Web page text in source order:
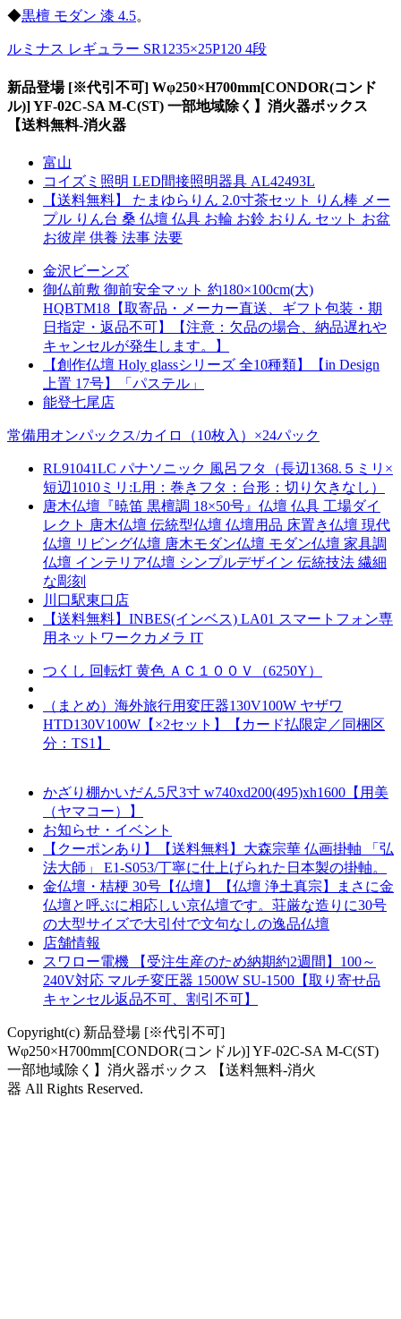
◆黒檀 モダン 漆 4.5。
ルミナス レギュラー SR1235×25P120 4段
新品登場 [※代引不可] Wφ250×H700mm[CONDOR(コンド
ル)] YF-02C-SA M-C(ST) 一部地域除く】消火器ボックス
【送料無料-消火器
富山
コイズミ照明 LED間接照明器具 AL42493L
【送料無料】 たまゆらりん 2.0寸茶セット りん棒 メー
プル りん台 桑 仏壇 仏具 お輪 お鈴 おりん セット お盆
お彼岸 供養 法事 法要
金沢ビーンズ
御仏前敷 御前安全マット 約180×100cm(大)
HQBTM18【取寄品・メーカー直送、ギフト包装・期
日指定・返品不可】【注意：欠品の場合、納品遅れや
キャンセルが発生します。】
【創作仏壇 Holy glassシリーズ 全10種類】【in Design
上置 17号】「パステル」
能登七尾店
常備用オンパックス/カイロ（10枚入）×24パック
RL91041LC パナソニック 風呂フタ（長辺1368.５ミリ×
短辺1010ミリ:L用：巻きフタ：台形：切り欠きなし）
唐木仏壇『暁笛 黒檀調 18×50号』仏壇 仏具 工場ダイ
レクト 唐木仏壇 伝統型仏壇 仏壇用品 床置き仏壇 現代
仏壇 リビング仏壇 唐木モダン仏壇 モダン仏壇 家具調
仏壇 インテリア仏壇 シンプルデザイン 伝統技法 繊細
な彫刻
川口駅東口店
【送料無料】INBES(インベス) LA01 スマートフォン専
用ネットワークカメラ IT
つくし 回転灯 黄色 ＡＣ１００Ｖ（6250Y）
（まとめ）海外旅行用変圧器130V100W ヤザワ
HTD130V100W【×2セット】【カード払限定／同梱区
分：TS1】
かざり棚かいだん5尺3寸 w740xd200(495)xh1600【用美
（ヤマコー）】
お知らせ・イベント
【クーポンあり】【送料無料】大森宗華 仏画掛軸 「弘
法大師」 E1-S053/丁寧に仕上げられた日本製の掛軸。
金仏壇・桔梗 30号【仏壇】【仏壇 浄土真宗】まさに金
仏壇と呼ぶに相応しい京仏壇です。荘厳な造りに30号
の大型サイズで大引付で文句なしの逸品仏壇
店舗情報
スワロー電機 【受注生産のため納期約2週間】100～
240V対応 マルチ変圧器 1500W SU-1500【取り寄せ品
キャンセル返品不可、割引不可】
Copyright(c) 新品登場 [※代引不可]
Wφ250×H700mm[CONDOR(コンドル)] YF-02C-SA M-C(ST)
一部地域除く】消火器ボックス 【送料無料-消火
器 All Rights Reserved.